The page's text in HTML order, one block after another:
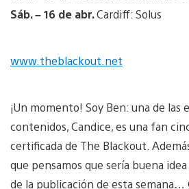
Sáb. – 16 de abr.Cardiff: Solus
www.theblackout.net
¡Un momento! Soy Ben: una de las
contenidos, Candice, es una fan
certificada de The Blackout.
que pensamos que sería buena
de la publicación de esta semana…